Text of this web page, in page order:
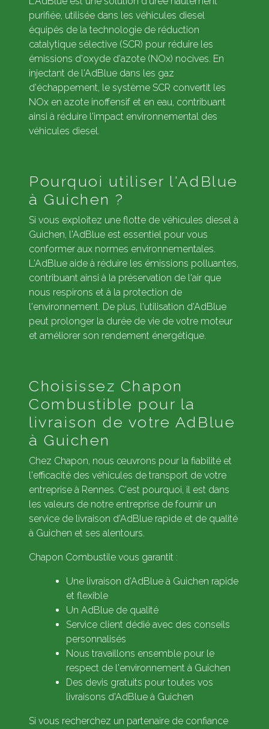
purifiée, utilisée dans les véhicules diesel
équipés de la technologie de réduction
catalytique sélective (SCR) pour réduire les
émissions d'oxyde d'azote (NOx) nocives. En
injectant de l'AdBlue dans les gaz
d'échappement, le système SCR convertit les
NOx en azote inoffensif et en eau, contribuant
ainsi à réduire l'impact environnemental des
véhicules diesel.
Pourquoi utiliser l'AdBlue
à Guichen ?
Si vous exploitez une flotte de véhicules diesel à
Guichen, l'AdBlue est essentiel pour vous
conformer aux normes environnementales.
L'AdBlue aide à réduire les émissions polluantes,
contribuant ainsi à la préservation de l'air que
nous respirons et à la protection de
l'environnement. De plus, l'utilisation d'AdBlue
peut prolonger la durée de vie de votre moteur
et améliorer son rendement énergétique.
Choisissez Chapon
Combustible pour la
livraison de votre AdBlue
à Guichen
Chez Chapon, nous œuvrons pour la fiabilité et
l'efficacité des véhicules de transport de votre
entreprise à Rennes. C'est pourquoi, il est dans
les valeurs de notre entreprise de fournir un
service de livraison d'AdBlue rapide et de qualité
à Guichen et ses alentours.
Chapon Combustile vous garantit :
Une livraison d'AdBlue à Guichen rapide
et flexible
Un AdBlue de qualité
Service client dédié avec des conseils
personnalisés
Nous travaillons ensemble pour le
respect de l'environnement à Guichen
Des devis gratuits pour toutes vos
livraisons d'AdBlue à Guichen
Si vous recherchez un partenaire de confiance